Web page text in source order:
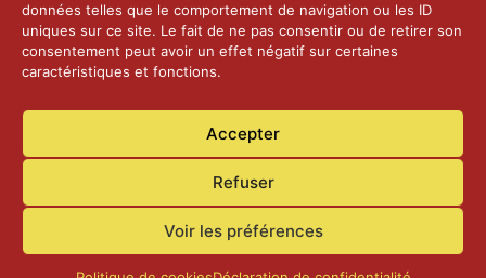
données telles que le comportement de navigation ou les ID
uniques sur ce site. Le fait de ne pas consentir ou de retirer son
consentement peut avoir un effet négatif sur certaines
caractéristiques et fonctions.
Accepter
Refuser
Voir les préférences
2025 – Palais Fédéral – Berne
25 juin 2026
Aînés – Noël 2024